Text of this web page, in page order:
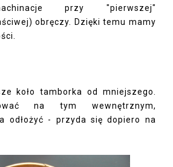
przy "pierwszej"
obręczy. Dzięki temu mamy
koło tamborka od mniejszego.
na tym wewnętrznym,
odłożyć - przyda się dopiero na